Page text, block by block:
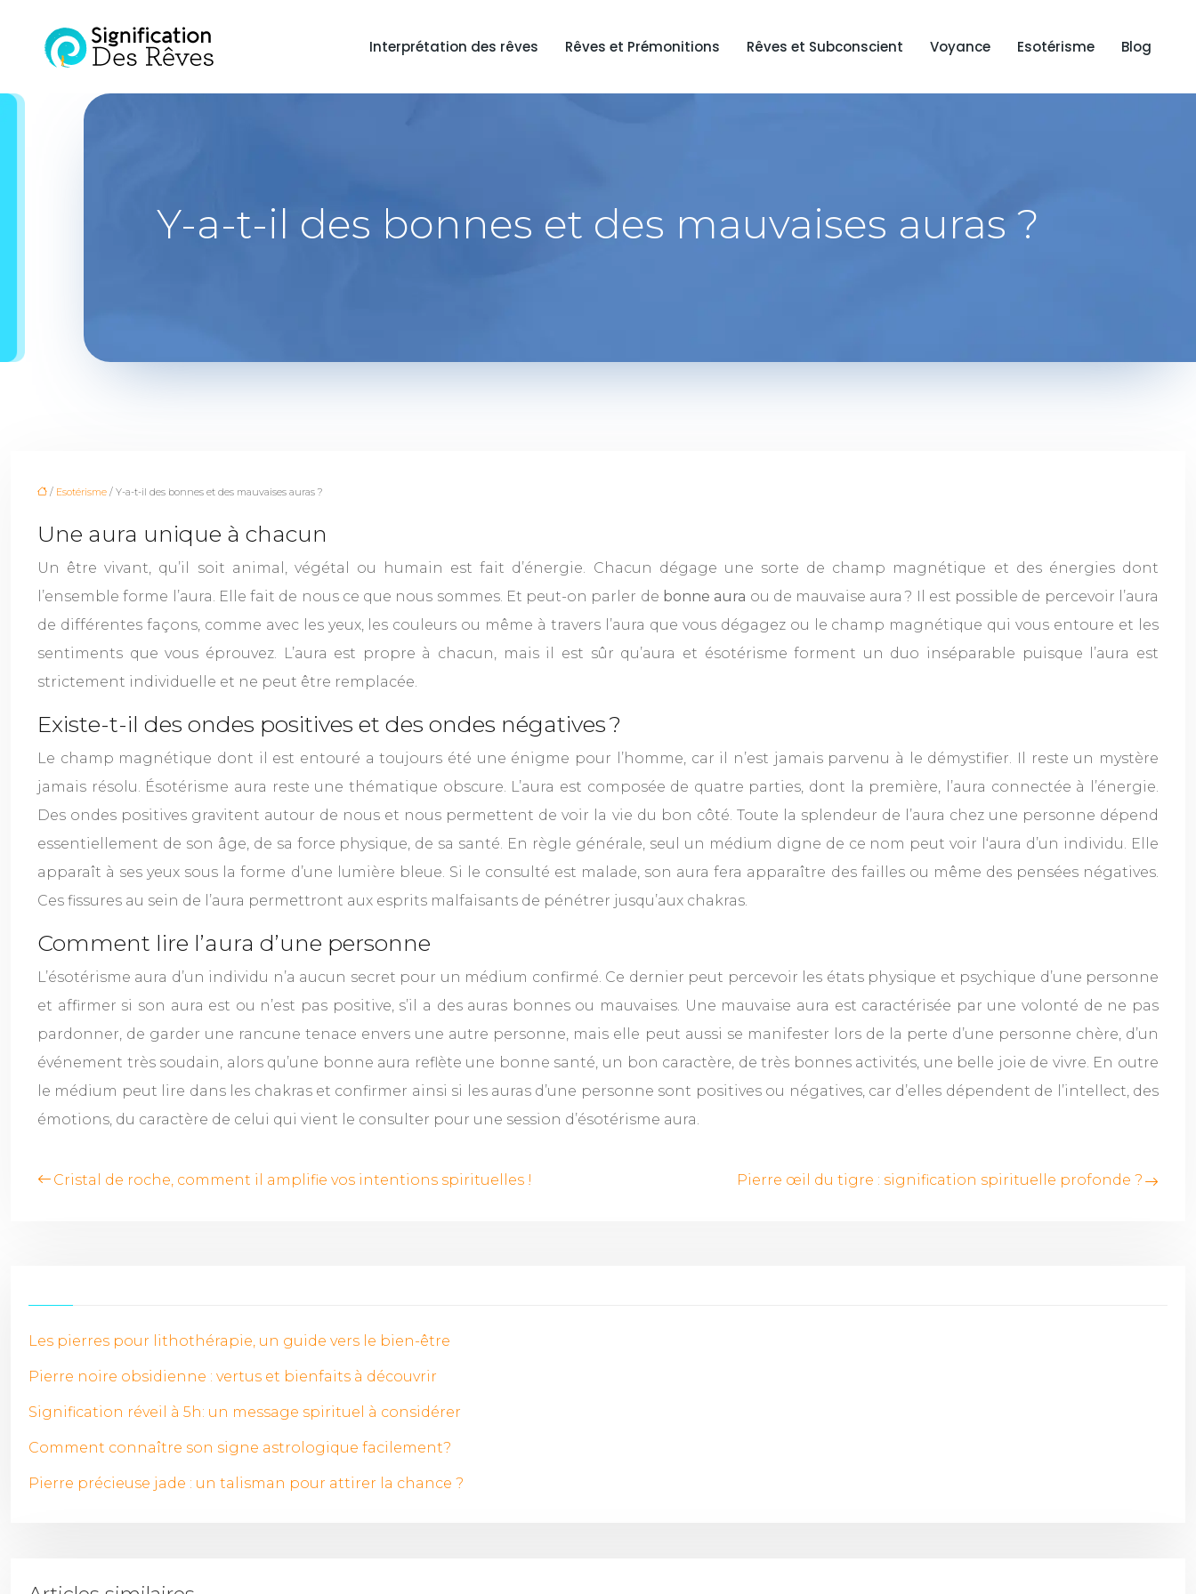
Interprétation des rêves Rêves et Prémonitions Rêves et Subconscient Voyance Esotérisme Blog
Y-a-t-il des bonnes et des mauvaises auras ?
/ Esotérisme / Y-a-t-il des bonnes et des mauvaises auras ?
Une aura unique à chacun
Un être vivant, qu’il soit animal, végétal ou humain est fait d’énergie. Chacun dégage une sorte de champ magnétique et des énergies dont
l’ensemble forme l’aura. Elle fait de nous ce que nous sommes. Et peut-on parler de bonne aura ou de mauvaise aura ? Il est possible de percevoir l’aura
de différentes façons, comme avec les yeux, les couleurs ou même à travers l’aura que vous dégagez ou le champ magnétique qui vous entoure et les
sentiments que vous éprouvez. L’aura est propre à chacun, mais il est sûr qu’aura et ésotérisme forment un duo inséparable puisque l’aura est
strictement individuelle et ne peut être remplacée.
Existe-t-il des ondes positives et des ondes négatives ?
Le champ magnétique dont il est entouré a toujours été une énigme pour l’homme, car il n’est jamais parvenu à le démystifier. Il reste un mystère
jamais résolu. Ésotérisme aura reste une thématique obscure. L’aura est composée de quatre parties, dont la première, l’aura connectée à l’énergie.
Des ondes positives gravitent autour de nous et nous permettent de voir la vie du bon côté. Toute la splendeur de l’aura chez une personne dépend
essentiellement de son âge, de sa force physique, de sa santé. En règle générale, seul un médium digne de ce nom peut voir l‘aura d’un individu. Elle
apparaît à ses yeux sous la forme d’une lumière bleue. Si le consulté est malade, son aura fera apparaître des failles ou même des pensées négatives.
Ces fissures au sein de l’aura permettront aux esprits malfaisants de pénétrer jusqu’aux chakras.
Comment lire l’aura d’une personne
L’ésotérisme aura d’un individu n’a aucun secret pour un médium confirmé. Ce dernier peut percevoir les états physique et psychique d’une personne
et affirmer si son aura est ou n’est pas positive, s’il a des auras bonnes ou mauvaises. Une mauvaise aura est caractérisée par une volonté de ne pas
pardonner, de garder une rancune tenace envers une autre personne, mais elle peut aussi se manifester lors de la perte d’une personne chère, d’un
événement très soudain, alors qu’une bonne aura reflète une bonne santé, un bon caractère, de très bonnes activités, une belle joie de vivre. En outre
le médium peut lire dans les chakras et confirmer ainsi si les auras d’une personne sont positives ou négatives, car d’elles dépendent de l’intellect, des
émotions, du caractère de celui qui vient le consulter pour une session d’ésotérisme aura.
Cristal de roche, comment il amplifie vos intentions spirituelles ! Pierre œil du tigre : signification spirituelle profonde ?
Les pierres pour lithothérapie, un guide vers le bien-être
Pierre noire obsidienne : vertus et bienfaits à découvrir
Signification réveil à 5h: un message spirituel à considérer
Comment connaître son signe astrologique facilement?
Pierre précieuse jade : un talisman pour attirer la chance ?